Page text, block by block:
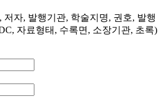
저자, 발행기관, 학술지명, 권호, 발행
자료형태, 수록면, 소장기관, 초록)